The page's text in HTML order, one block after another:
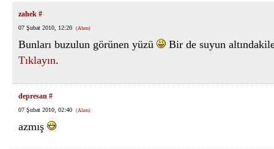
zahek #
07 Şubat 2010, 12:20 (Alıntı)
Bunları buzulun görünen yüzü
Bir de suyun
Tıklayın.
depresan #
07 Şubat 2010, 02:40 (Alıntı)
azmış